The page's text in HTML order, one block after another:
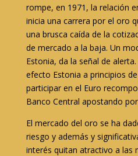
rompe, en 1971, la relación
inicia una carrera por el oro
una brusca caída de la
de mercado a la baja. Un
Estonia, da la señal de
efecto Estonia a principios
participar en el Euro
Banco Central apostando
El mercado del oro se ha
riesgo y además y
interés quitan atractivo a las